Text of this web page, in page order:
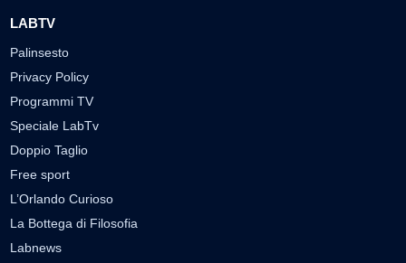
LABTV
Palinsesto
Privacy Policy
Programmi TV
Speciale LabTv
Doppio Taglio
Free sport
L’Orlando Curioso
La Bottega di Filosofia
Labnews